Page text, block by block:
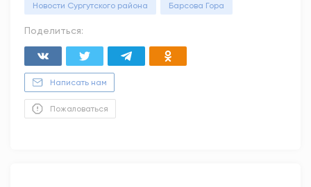
Новости Сургутского района Барсова Гора
Поделиться:
Написать нам
Пожаловаться